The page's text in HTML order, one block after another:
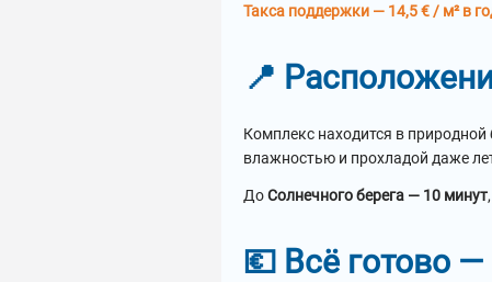
Такса поддержки — 14,5 € / м² в
📍
Комплекс находится в
влажностью и прохладой даже
ДоСолнечного берега — 10 минут
💶 Всё готово